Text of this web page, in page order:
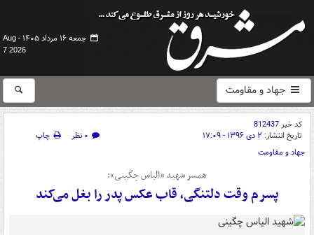
جمعه ۱۶ مرداد ۱۴۰۵ -
Aug
7 2026
جهاد و مقاومت
کد خبر812437
تاریخ انتشار: ۲ دی ۱۳۹۶ - ۱۷:۰۹ ۰ نظر
چاپ
جهاد و مقاومت
همسر شهید «الیاس چگینی»:
پسرم وقت دلتنگی، قاب عکس پدر را بغل می‌کند